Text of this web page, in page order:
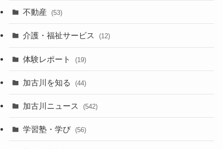
不動産 (53)
介護・福祉サービス (12)
体験レポート (19)
加古川を知る (44)
加古川ニュース (542)
学習塾・学び (56)